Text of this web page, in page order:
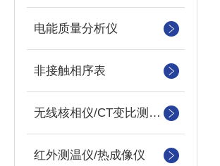
电能质量分析仪
非接触相序表
无线核相仪/CT变比测试仪
红外测温仪/热成像仪